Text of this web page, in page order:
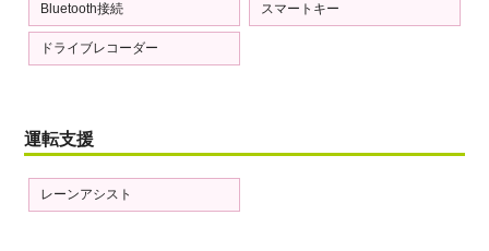
Bluetooth接続 スマートキー
ドライブレコーダー
運転支援
レーンアシスト